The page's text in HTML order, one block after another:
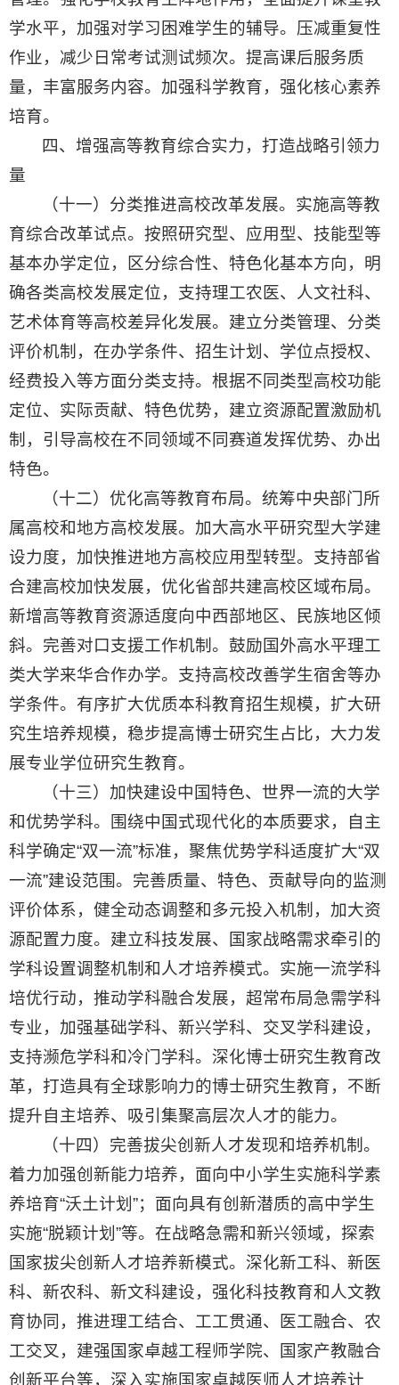
学水平，加强对学习困难学生的辅导。压减重复性
作业，减少日常考试测试频次。提高课后服务质
量，丰富服务内容。加强科学教育，强化核心素养
培育。
四、增强高等教育综合实力，打造战略引领力
量
（十一）分类推进高校改革发展。实施高等教
育综合改革试点。按照研究型、应用型、技能型等
基本办学定位，区分综合性、特色化基本方向，明
确各类高校发展定位，支持理工农医、人文社科、
艺术体育等高校差异化发展。建立分类管理、分类
评价机制，在办学条件、招生计划、学位点授权、
经费投入等方面分类支持。根据不同类型高校功能
定位、实际贡献、特色优势，建立资源配置激励机
制，引导高校在不同领域不同赛道发挥优势、办出
特色。
（十二）优化高等教育布局。统筹中央部门所
属高校和地方高校发展。加大高水平研究型大学建
设力度，加快推进地方高校应用型转型。支持部省
合建高校加快发展，优化省部共建高校区域布局。
新增高等教育资源适度向中西部地区、民族地区倾
斜。完善对口支援工作机制。鼓励国外高水平理工
类大学来华合作办学。支持高校改善学生宿舍等办
学条件。有序扩大优质本科教育招生规模，扩大研
究生培养规模，稳步提高博士研究生占比，大力发
展专业学位研究生教育。
（十三）加快建设中国特色、世界一流的大学
和优势学科。围绕中国式现代化的本质要求，自主
科学确定“双一流”标准，聚焦优势学科适度扩大“双
一流”建设范围。完善质量、特色、贡献导向的监测
评价体系，健全动态调整和多元投入机制，加大资
源配置力度。建立科技发展、国家战略需求牵引的
学科设置调整机制和人才培养模式。实施一流学科
培优行动，推动学科融合发展，超常布局急需学科
专业，加强基础学科、新兴学科、交叉学科建设，
支持濒危学科和冷门学科。深化博士研究生教育改
革，打造具有全球影响力的博士研究生教育，不断
提升自主培养、吸引集聚高层次人才的能力。
（十四）完善拔尖创新人才发现和培养机制。
着力加强创新能力培养，面向中小学生实施科学素
养培育“沃土计划”；面向具有创新潜质的高中学生
实施“脱颖计划”等。在战略急需和新兴领域，探索
国家拔尖创新人才培养新模式。深化新工科、新医
科、新农科、新文科建设，强化科技教育和人文教
育协同，推进理工结合、工工贯通、医工融合、农
工交叉，建强国家卓越工程师学院、国家产教融合
创新平台等，深入实施国家卓越医师人才培养计